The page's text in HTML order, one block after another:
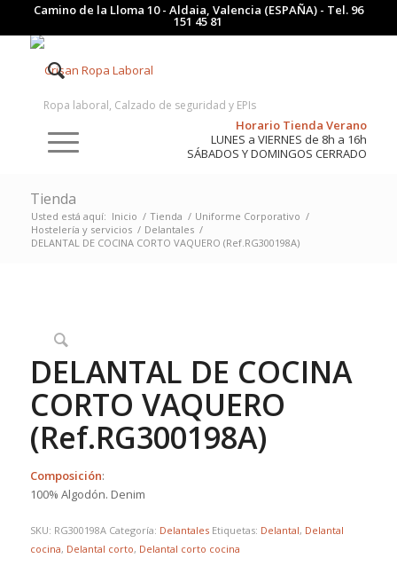
Camino de la Lloma 10 - Aldaia, Valencia (ESPAÑA) - Tel. 96
151 45 81
Ropa laboral, Calzado de seguridad y EPIs
Horario Tienda Verano
LUNES a VIERNES de 8h a 16h
SÁBADOS Y DOMINGOS CERRADO
Tienda
Usted está aquí: Inicio / Tienda / Uniforme Corporativo /
Hostelería y servicios / Delantales /
DELANTAL DE COCINA CORTO VAQUERO (Ref.RG300198A)
DELANTAL DE COCINA
CORTO VAQUERO
(Ref.RG300198A)
Composición:
100% Algodón. Denim
SKU: RG300198A Categoría: Delantales Etiquetas: Delantal, Delantal
cocina, Delantal corto, Delantal corto cocina